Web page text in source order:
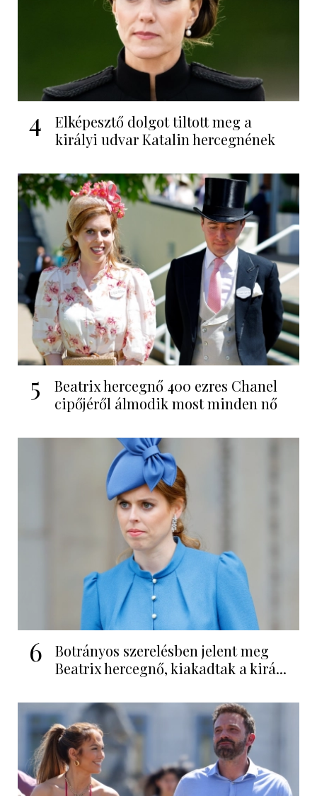
4
Elképesztő dolgot tiltott meg a
királyi udvar Katalin hercegnének
5
Beatrix hercegnő 400 ezres Chanel
cipőjéről álmodik most minden nő
6
Botrányos szerelésben jelent meg
Beatrix hercegnő, kiakadtak a kirá...